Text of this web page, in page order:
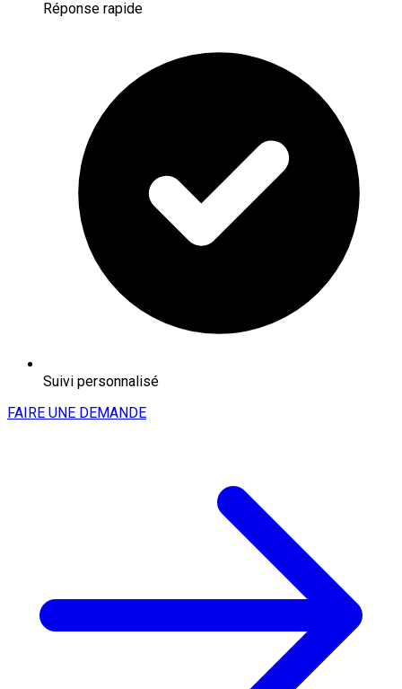
Réponse rapide
Suivi personnalisé
FAIRE UNE DEMANDE